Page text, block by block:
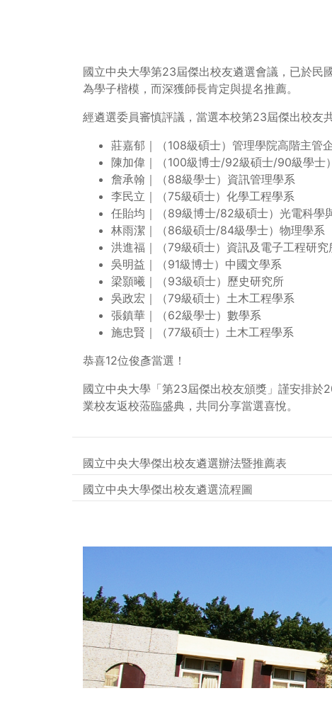
國立中央大學第23屆傑出校友遴選會議，已於民
為學子楷模，而深獲師長肯定與提名推薦。
經遴選委員審慎評議，當選本校第23屆傑出校友
莊嘉郁｜（108級碩士）管理學院高階主管
陳加偉｜（100級博士/92級碩士/90級學士
詹承翰｜（88級學士）資訊管理學系
李民立｜（75級碩士）化學工程學系
任貽均｜（89級博士/82級碩士）光電科學
林雨潔｜（86級碩士/84級學士）物理學系
洪進福｜（79級碩士）資訊及電子工程研究
吳明益｜（91級博士）中國文學系
梁顥曦｜（93級碩士）歷史研究所
吳政宏｜（79級碩士）土木工程學系
張鎮華｜（62級學士）數學系
施忠賢｜（77級碩士）土木工程學系
恭喜12位俊彥當選！
國立中央大學「第23屆傑出校友頒獎」謹安排
業校友返校蒞臨盛典，共同分享當選喜悅。
國立中央大學傑出校友遴選辦法暨推薦表
國立中央大學傑出校友遴選流程圖